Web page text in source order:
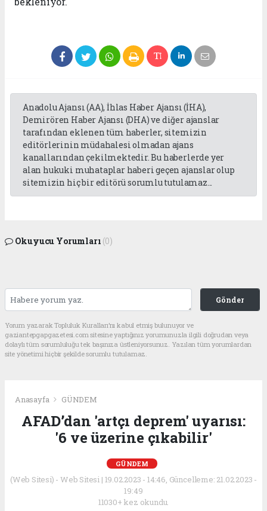
Anadolu Ajansı (AA), İhlas Haber Ajansı (İHA),
Demirören Haber Ajansı (DHA) ve diğer ajanslar
tarafından eklenen tüm haberler, sitemizin
editörlerinin müdahalesi olmadan ajans
kanallarından çekilmektedir. Bu haberlerde yer
alan hukuki muhataplar haberi geçen ajanslar olup
sitemizin hiç bir editörü sorumlu tutulamaz...
Okuyucu Yorumları (0)
Gönder
Yorum yazarak Topluluk Kuralları’nı kabul etmiş bulunuyor ve
gaziantepgapgazetesi.com sitesine yaptığınız yorumunuzla ilgili doğrudan veya
dolaylı tüm sorumluluğu tek başınıza üstleniyorsunuz. Yazılan tüm yorumlardan
site yönetimi hiçbir şekilde sorumlu tutulamaz.
Anasayfa GÜNDEM
AFAD’dan 'artçı deprem' uyarısı:
'6 ve üzerine çıkabilir'
GÜNDEM
(Web Sitesi) - Web Sitesi | 19.02.2023 - 14:46, Güncelleme: 21.02.2023 -
19:49
11030+ kez okundu.